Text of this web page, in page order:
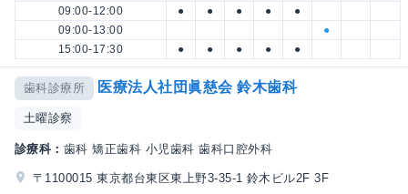
09:00-12:00
● ● ● ●
●
09:00-13:00
●
15:00-17:30
● ● ● ● ●
歯科診療所 医療法人社団眞慈会 鈴木歯科
土曜診察
診療科： 歯科 矯正歯科 小児歯科 歯科口腔外科
〒1100015 東京都台東区東上野3-35-1 鈴木ビル2F 3F